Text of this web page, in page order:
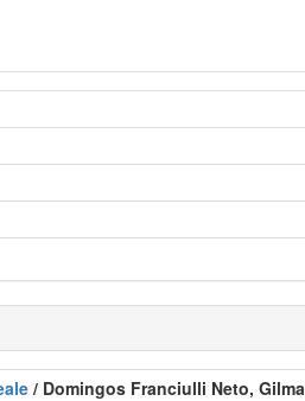
/ Domingos Franciulli Neto,